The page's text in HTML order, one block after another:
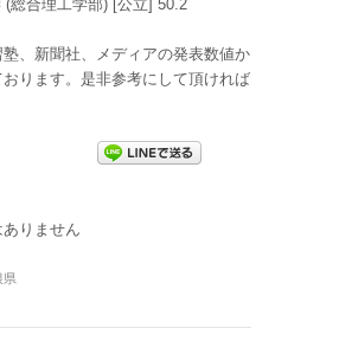
(総合理工学部) [公立] 50.2
、新聞社、メディアの発表数値か
おります。是非参考にして頂ければ
りません
県